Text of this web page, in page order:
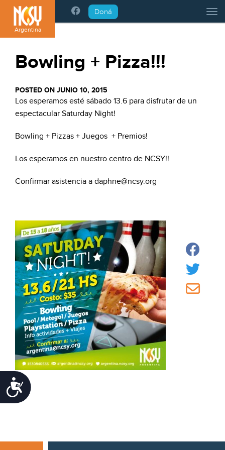
Please
note:
This
website
Accessibility
Argentina
Doná
Bowling + Pizza!!!
POSTED ON JUNIO 10, 2015
Los esperamos esté sábado 13.6 para disfrutar de un
espectacular Saturday Night!
Bowling + Pizzas + Juegos + Premios!
Los esperamos en nuestro centro de NCSY!!
Confirmar asistencia a daphne@ncsy.org